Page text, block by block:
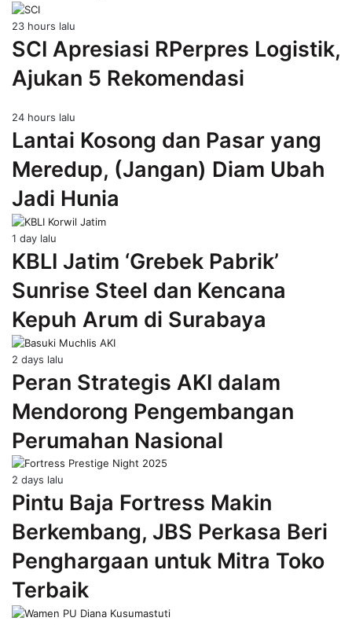
23 hours lalu
SCI Apresiasi RPerpres Logistik,
Ajukan 5 Rekomendasi
24 hours lalu
Lantai Kosong dan Pasar yang
Meredup, (Jangan) Diam Ubah
Jadi Hunia
1 day lalu
KBLI Jatim ‘Grebek Pabrik’
Sunrise Steel dan Kencana
Kepuh Arum di Surabaya
2 days lalu
Peran Strategis AKI dalam
Mendorong Pengembangan
Perumahan Nasional
2 days lalu
Pintu Baja Fortress Makin
Berkembang, JBS Perkasa Beri
Penghargaan untuk Mitra Toko
Terbaik